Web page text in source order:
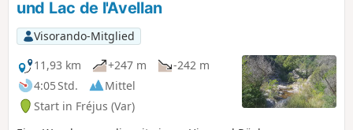
und Lac de l'Avellan
Visorando-Mitglied
11,93 km
+247 m
-242 m
4:05 Std.
Mittel
Start in Fréjus (Var)